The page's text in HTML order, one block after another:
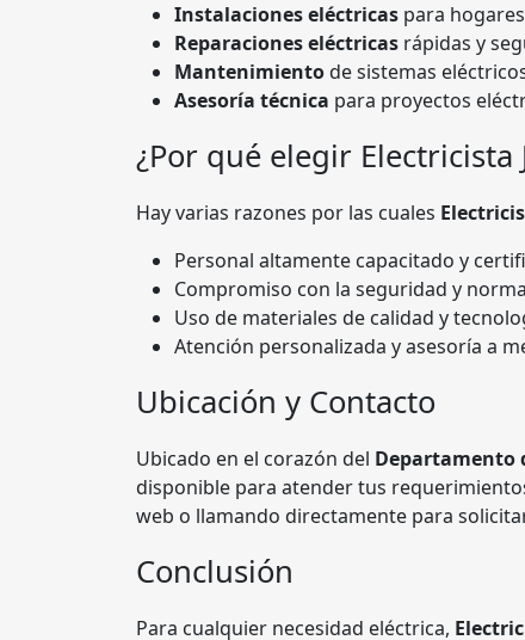
Instalaciones eléctricas para
Reparaciones eléctricas rápidas y
Mantenimientode sistemas
Asesoría técnica para proyectos
¿Por qué elegir Electricista
Hay varias razones por las cuales
Personal altamente capacitado y
Compromiso con la seguridad y
Uso de materiales de calidad y
Atención personalizada y asesoría a
Ubicación y Contacto
Ubicado en el corazón del Departamento
disponible para atender tus
web o llamando directamente para
Conclusión
Para cualquier necesidad eléctrica,